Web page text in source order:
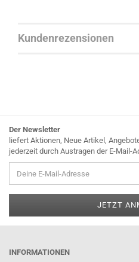
Kundenrezensionen
Der Newsletter
liefert Aktionen, Neue Artikel,
jederzeit durch Austragen der E-Mail-
INFORMATIONEN